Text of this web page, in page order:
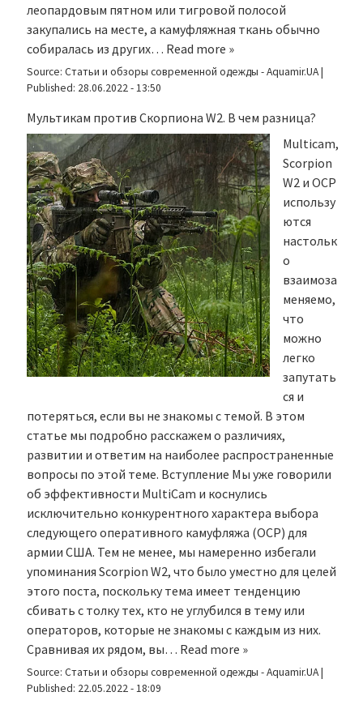
леопардовым пятном или тигровой полосой
закупались на месте, а камуфляжная ткань обычно
собиралась из других… Read more »
Source: Статьи и обзоры современной одежды - Aquamir.UA|
Published: 28.06.2022 - 13:50
Мультикам против Скорпиона W2. В чем разница?
Multicam,
Scorpion
W2 и OCP
использу
ются
настольк
о
взаимоза
меняемо,
что
можно
легко
запутать
ся и
потеряться, если вы не знакомы с темой. В этом
статье мы подробно расскажем о различиях,
развитии и ответим на наиболее распространенные
вопросы по этой теме. Вступление Мы уже говорили
об эффективности MultiCam и коснулись
исключительно конкурентного характера выбора
следующего оперативного камуфляжа (OCP) для
армии США. Тем не менее, мы намеренно избегали
упоминания Scorpion W2, что было уместно для целей
этого поста, поскольку тема имеет тенденцию
сбивать с толку тех, кто не углубился в тему или
операторов, которые не знакомы с каждым из них.
Сравнивая их рядом, вы… Read more »
Source: Статьи и обзоры современной одежды - Aquamir.UA|
Published: 22.05.2022 - 18:09